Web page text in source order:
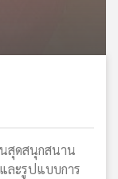
สุดสนุกสนาน
ละรูปแบบการ